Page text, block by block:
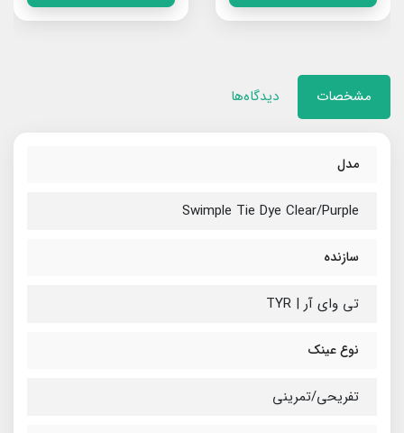
مشخصات دیدگاه‌ها
مدل
Swimple Tie Dye Clear/Purple
سازنده
تی وای آر | TYR
نوع عینک
تفریحی/تمرینی